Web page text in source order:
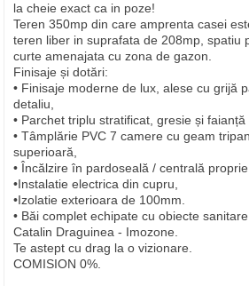
la cheie exact ca in poze!
Teren 350mp din care amprenta casei
teren liber in suprafata de 208mp, spatiu
curte amenajata cu zona de gazon.
Finisaje și dotări:
• Finisaje moderne de lux, alese cu grijă
detaliu,
• Parchet triplu stratificat, gresie și faianță
• Tâmplărie PVC 7 camere cu geam
superioară,
• Încălzire în pardoseală / centrală
•Instalatie electrica din cupru,
•Izolatie exterioara de 100mm.
• Băi complet echipate cu obiecte
Catalin Draguinea - Imozone.
Te astept cu drag la o vizionare.
COMISION 0%.